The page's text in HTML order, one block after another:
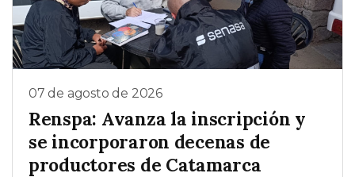
07 de agosto de 2026
Renspa: Avanza la inscripción y
se incorporaron decenas de
productores de Catamarca